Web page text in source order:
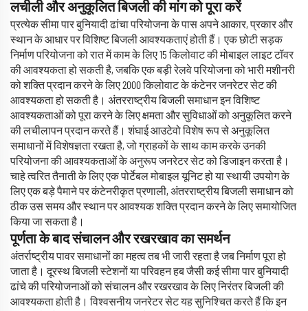
लचीली और अनुकूलित बिजली की मांग को पूरा करें
प्रत्येक सीमा पार बुनियादी ढांचा परियोजना के पास अपने आकार, प्रकार और
स्थान के आधार पर विशिष्ट बिजली आवश्यकताएं होती हैं। एक छोटी सड़क
निर्माण परियोजना को रात में काम के लिए 15 किलोवाट की मोबाइल लाइट टॉवर
की आवश्यकता हो सकती है, जबकि एक बड़ी रेलवे परियोजना को भारी मशीनरी
को शक्ति प्रदान करने के लिए 2000 किलोवाट के कंटेनर जनरेटर सेट की
आवश्यकता हो सकती है। अंतरराष्ट्रीय बिजली समाधान इन विशिष्ट
आवश्यकताओं को पूरा करने के लिए क्षमता और सुविधाओं को अनुकूलित करने
की लचीलापन प्रदान करते हैं। शंघाई आउटेवो विशेष रूप से अनुकूलित
समाधानों में विशेषज्ञता रखता है, जो ग्राहकों के साथ काम करके उनकी
परियोजना की आवश्यकताओं के अनुरूप जनरेटर सेट को डिजाइन करता है।
चाहे त्वरित तैनाती के लिए एक पोर्टेबल मोबाइल यूनिट हो या स्थायी उपयोग के
लिए एक बड़े पैमाने पर कंटेनरीकृत प्रणाली, अंतरराष्ट्रीय बिजली समाधान को
ठीक उस समय और स्थान पर आवश्यक शक्ति प्रदान करने के लिए समायोजित
किया जा सकता है।
पूर्णता के बाद संचालन और रखरखाव का समर्थन
अंतर्राष्ट्रीय पावर समाधानों का महत्व तब भी जारी रहता है जब निर्माण पूरा हो
जाता है। दूरस्थ बिजली स्टेशनों या परिवहन हब जैसी कई सीमा पार बुनियादी
ढांचे की परियोजनाओं को संचालन और रखरखाव के लिए निरंतर बिजली की
आवश्यकता होती है। विश्वसनीय जनरेटर सेट यह सुनिश्चित करते हैं कि इन